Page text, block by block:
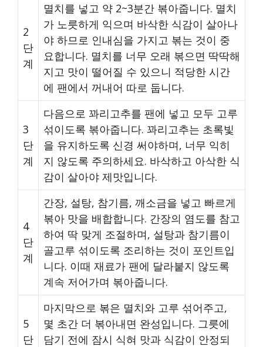
2
단
계
멸치를 넣고 약 2~3분간 볶아줍니다. 멸치
가 노릇하게 익으며 바삭한 식감이 살아나
야 하므로 인내심을 가지고 볶는 것이 중
요합니다. 멸치를 너무 오래 볶으면 딱딱해
지고 맛이 떨어질 수 있으니 적당한 시간
에 팬에서 꺼내어 따로 둡니다.
3
단
계
다음으로 꽈리고추를 팬에 넣고 모두 고루
섞이도록 볶아줍니다. 꽈리고추는 초록빛
을 유지하도록 신경 써야하며, 너무 익히
지 않도록 주의하세요. 바삭하고 아삭한 식
감이 살아야 제맛입니다.
4
단
계
간장, 설탕, 참기름, 깨소금을 넣고 빠르게
볶아 맛을 배합합니다. 간장의 염도를 참고
하여 딱 맞게 조절하며, 설탕과 참기름이
골고루 섞이도록 조리하는 것이 포인트입
니다. 이때 재료가 팬에 달라붙지 않도록
계속 저어가며 볶아줍니다.
5
단
마지막으로 볶은 멸치와 고루 섞어주고,
몇 초간 더 볶아내면 완성입니다. 그릇에
담기 전에 잠시 식혀 맛과 식감이 안정되